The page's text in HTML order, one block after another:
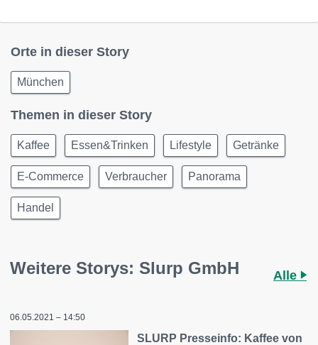
Orte in dieser Story
München
Themen in dieser Story
Kaffee Essen&Trinken Lifestyle Getränke
E-Commerce Verbraucher Panorama
Handel
Weitere Storys: Slurp GmbH Alle
06.05.2021 – 14:50
SLURP Presseinfo: Kaffee von